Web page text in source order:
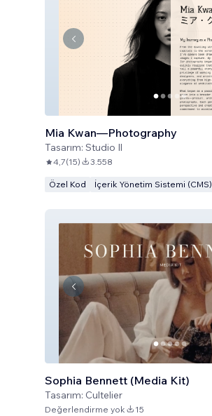
Mia Kwan—Photography
Tasarım: Studio Il
4,7(15) 3.558
Özel Kod İçerik Yönetim Sistemi (CMS)
Sophia Bennett (Media Kit)
Tasarım: Cultelier
Değerlendirme yok 15